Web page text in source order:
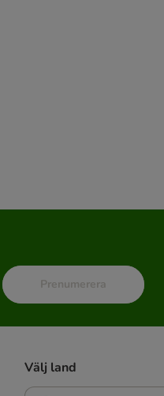
Prenumerera
Välj land